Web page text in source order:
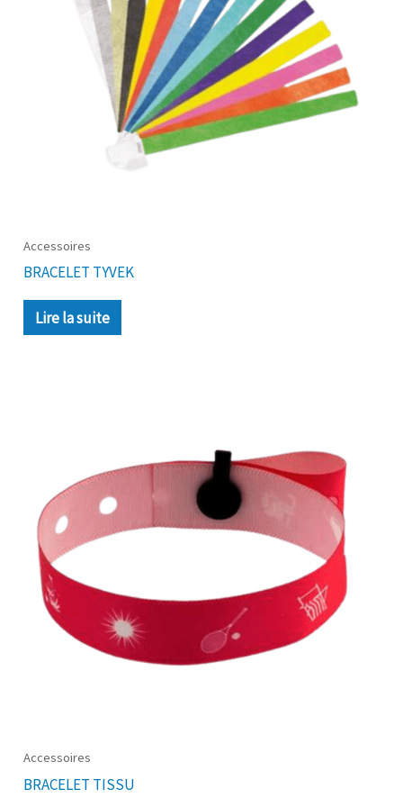
Accessoires
BRACELET TYVEK
Lire la suite
Accessoires
BRACELET TISSU